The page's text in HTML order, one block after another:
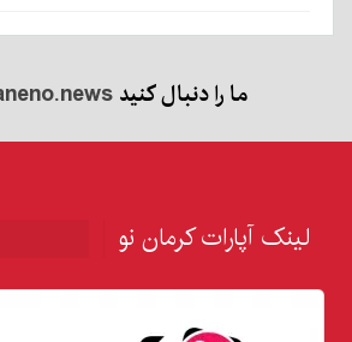
ما را دنبال کنید
لینک آپارات کرمان نو